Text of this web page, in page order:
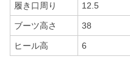
履き口周り 12.5
ブーツ高さ 38
ヒール高 6